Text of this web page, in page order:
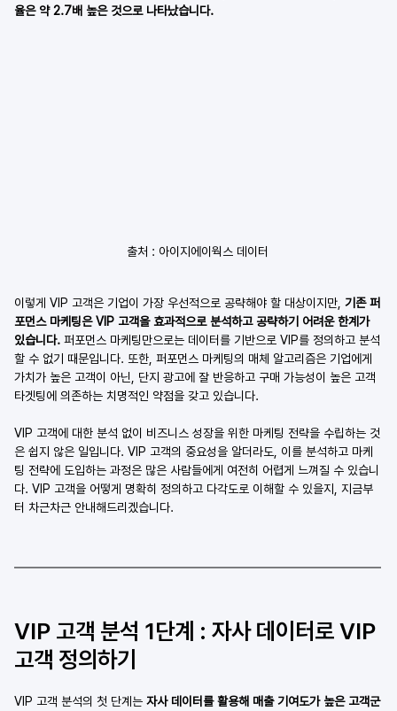
율은 약 2.7배 높은 것으로 나타났습니다.
출처 : 아이지에이웍스 데이터
이렇게 VIP 고객은 기업이 가장 우선적으로 공략해야 할 대상이지만, 기존 퍼
포먼스 마케팅은 VIP 고객을 효과적으로 분석하고 공략하기 어려운 한계가
있습니다. 퍼포먼스 마케팅만으로는 데이터를 기반으로 VIP를 정의하고 분석
할 수 없기 때문입니다. 또한, 퍼포먼스 마케팅의 매체 알고리즘은 기업에게
가치가 높은 고객이 아닌, 단지 광고에 잘 반응하고 구매 가능성이 높은 고객
타겟팅에 의존하는 치명적인 약점을 갖고 있습니다.
VIP 고객에 대한 분석 없이 비즈니스 성장을 위한 마케팅 전략을 수립하는 것
은 쉽지 않은 일입니다. VIP 고객의 중요성을 알더라도, 이를 분석하고 마케
팅 전략에 도입하는 과정은 많은 사람들에게 여전히 어렵게 느껴질 수 있습니
다. VIP 고객을 어떻게 명확히 정의하고 다각도로 이해할 수 있을지, 지금부
터 차근차근 안내해드리겠습니다.
VIP 고객 분석 1단계 : 자사 데이터로 VIP
고객 정의하기
VIP 고객 분석의 첫 단계는 자사 데이터를 활용해 매출 기여도가 높은 고객군